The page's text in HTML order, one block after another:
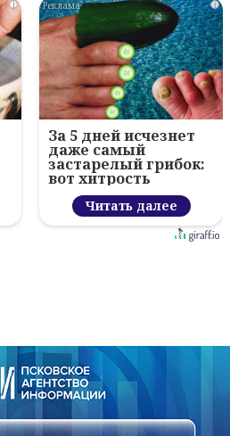
i i
За 5 дней исчезнет
даже самый
застарелый грибок:
вот хитрость
Читать далее